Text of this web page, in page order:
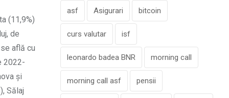
(11,9%)
de
află cu
2022-
și
Sălaj
asf Asigurari bitcoin
curs valutar isf
leonardo badea BNR morning call
morning call asf pensii